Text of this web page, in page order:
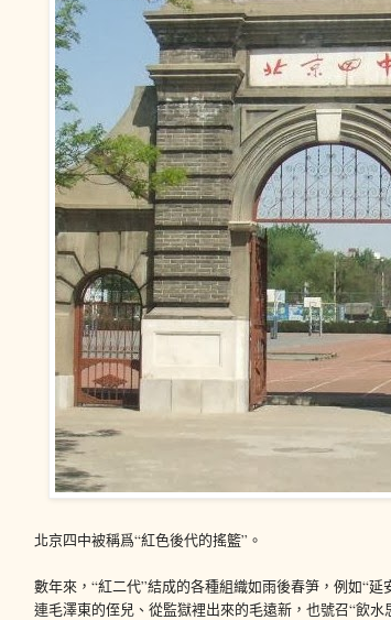
北京四中被稱爲“紅色後代的搖籃”。
數年來，“紅二代”結成的各種組織如雨後春笋，例如“
連毛澤東的侄兒、從監獄裡出來的毛遠新，也號召“飲